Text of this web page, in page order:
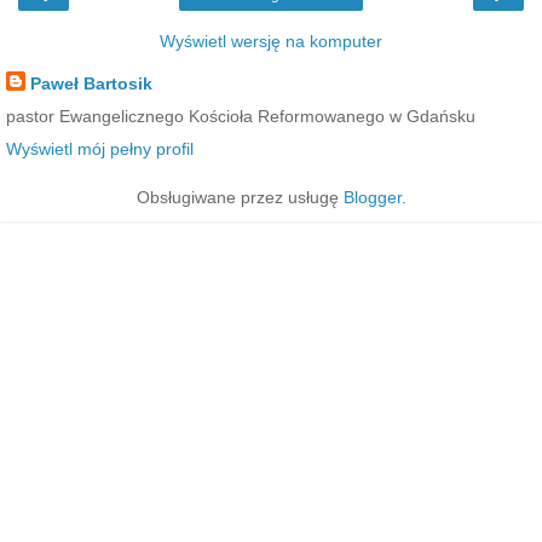
Wyświetl wersję na komputer
Paweł Bartosik
pastor Ewangelicznego Kościoła Reformowanego w Gdańsku
Wyświetl mój pełny profil
Obsługiwane przez usługę Blogger.